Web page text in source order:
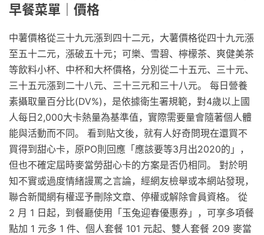
早餐菜單｜價格
中薯價格從三十九元漲到四十二元，大薯價格從四十九元漲
至五十二元，漲破五十元；可樂、雪碧、檸檬茶、爽健美茶
等飲料小杯、中杯和大杯價格，分別從二十五元、三十元、
三十五元漲到二十八元、三十三元和三十八元。 每日營養
素攝取量百分比(DV%)，是依據衛生署規範，對4歲以上國
人每日2,000大卡熱量為基準值，實際需要量會隨著個人體
能與活動而不同。 看到貼文後，就有人好奇問現在還買不
買得到甜心卡，原PO則回應「應該要等3月出2020的」，
但也不確定屆時麥當勞甜心卡的方案是否仍相同。 對於明
知不實或過度情緒謾罵之言論，經網友檢舉或本網站發現，
聯合新聞網有權逕予刪除文章、停權或解除會員資格。 從
2 月 1 日起，到餐廳使用「玉兔迎春優惠券」，可享多項餐
點加 1 元多 1 件、個人套餐 101 元起、雙人套餐 209 麥當